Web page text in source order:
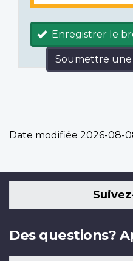
Enregistrer le
Soumettre une
Date modifiée 2026-08-
Des questions?